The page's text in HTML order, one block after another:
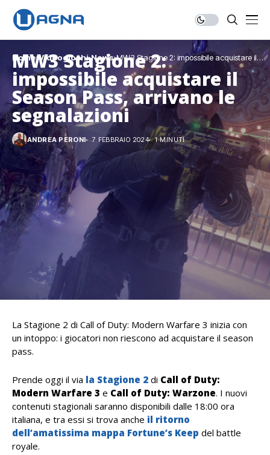
Home Videogiochi News MW3 Stagione 2: impossibile acquistare il
Season Pass, arrivano le segnalazioni
MW3 Stagione 2:
impossibile acquistare il
Season Pass, arrivano le
segnalazioni
ANDREA PERONI 7 FEBBRAIO 2024 1 MINUTI
La Stagione 2 di Call of Duty: Modern Warfare 3 inizia con
un intoppo: i giocatori non riescono ad acquistare il season
pass.
Prende oggi il via la Stagione 2 di Call of Duty:
Modern Warfare 3 e Call of Duty: Warzone. I nuovi
contenuti stagionali saranno disponibili dalle 18:00 ora
italiana, e tra essi si trova anche il ritorno
dell’amatissima mappa Fortune’s Keep del battle
royale.